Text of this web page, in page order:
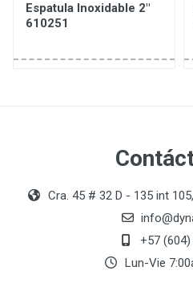
Espatula Inoxidable 2"
610251
Cra. 45 # 32 D - 135 int
+57 (604)
Lun-Vie